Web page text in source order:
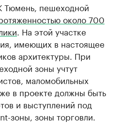
Тюмень, пешеходной
около 700
. На этой участке
имеющих в настоящее
архитектуры. При
зоны учтут
маломобильных
в проекте должны быть
и выступлений под
зоны, зоны торговли.